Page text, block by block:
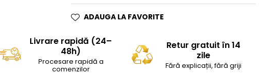
ADAUGA LA FAVORITE
Livrare rapidă (24–
48h)
Procesare rapidă a
comenzilor
Retur gratuit în 14
zile
Fără explicații, fără griji